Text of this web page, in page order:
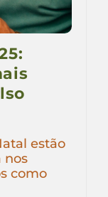
estão
nos
como